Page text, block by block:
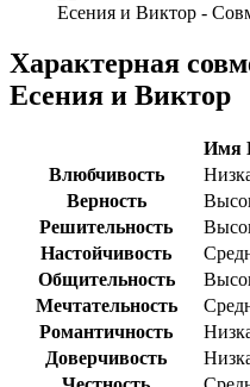
Есения и Виктор -
Характерная
Есения и Виктор
Имя
Влюбчивость
Верность
Решительность
Настойчивость
Общительность
Мечтательность
Романтичность
Доверчивость